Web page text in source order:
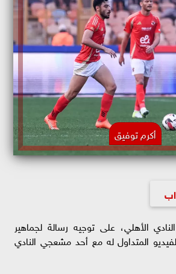
أكرم توفيق
الأهلي، على توجيه رسالة لجماهير
المتداول له مع أحد مشعجي النادي